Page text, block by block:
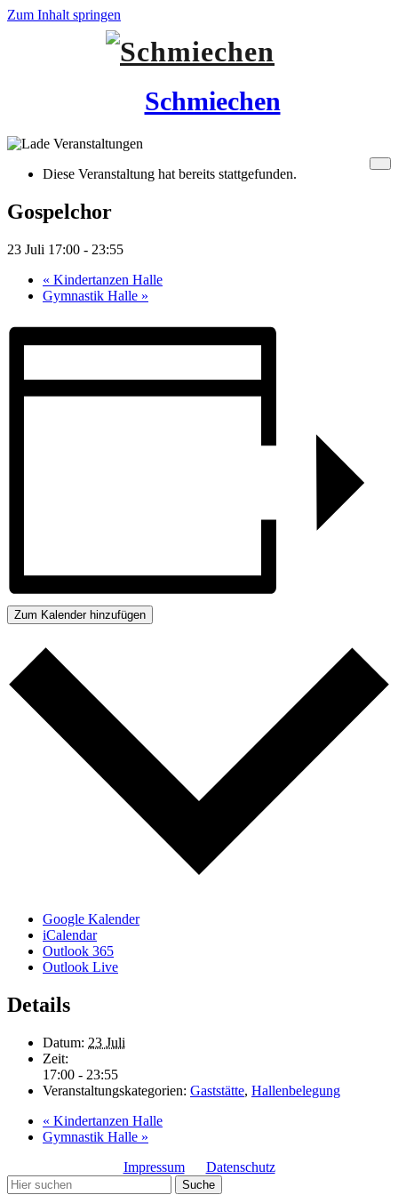
Zum Inhalt springen
Schmiechen
Diese Veranstaltung hat bereits stattgefunden.
Gospelchor
23 Juli 17:00 - 23:55
« Kindertanzen Halle
Gymnastik Halle »
Zum Kalender hinzufügen
Google Kalender
iCalendar
Outlook 365
Outlook Live
Details
Datum: 23 Juli
Zeit:
17:00 - 23:55
Veranstaltungskategorien: Gaststätte, Hallenbelegung
« Kindertanzen Halle
Gymnastik Halle »
Impressum
Datenschutz